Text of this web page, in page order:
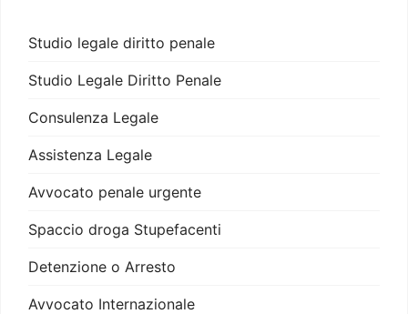
Studio legale diritto penale
Studio Legale Diritto Penale
Consulenza Legale
Assistenza Legale
Avvocato penale urgente
Spaccio droga Stupefacenti
Detenzione o Arresto
Avvocato Internazionale